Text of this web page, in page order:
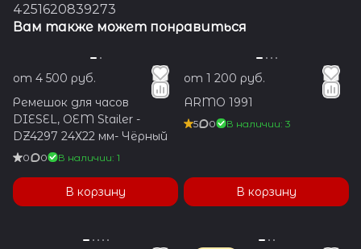
4251620839273
Вам также может понравиться
от 4 500 руб.
Ремешок для часов
DIESEL, OEM Stailer -
DZ4297 24Х22 мм- Чёрный
0 0 В наличии: 1
В корзину
от 1 200 руб.
ARMO 1991
5 0 В наличии: 3
В корзину